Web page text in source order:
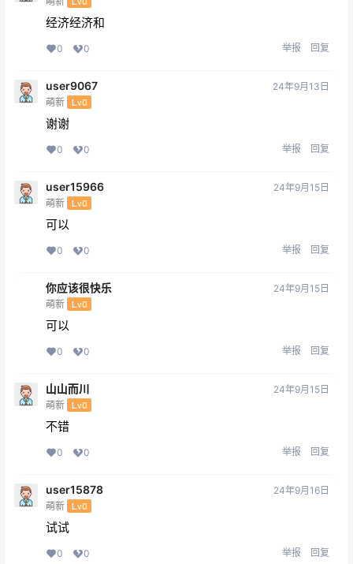
经济经济和
0 0 举报 回复
user9067
萌新 Lv0
24年9月13日
谢谢
0 0 举报 回复
user15966
萌新 Lv0
24年9月15日
可以
0 0 举报 回复
你应该很快乐
萌新 Lv0
24年9月15日
可以
0 0 举报 回复
山山而川
萌新 Lv0
24年9月15日
不错
0 0 举报 回复
user15878
萌新 Lv0
24年9月16日
试试
0 0 举报 回复